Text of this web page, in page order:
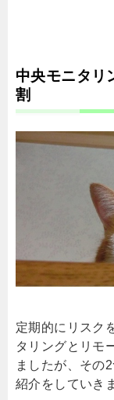
中央モニタリ
割
定期的にリスク
タリングとリモ
ましたが、その2
紹介をしていき